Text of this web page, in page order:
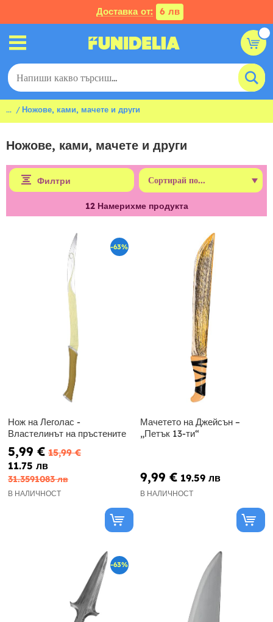
Доставка от: 6 лв
... Ножове, ками, мачете и други
Ножове, ками, мачете и други
Филтри
12Намерихме продукта
-63%
Нож на Леголас -
Властелинът на пръстените
5,99 € 15,99 €
11.75 лв
31.3591083 лв
В НАЛИЧНОСТ
Мачетето на Джейсън –
„Петък 13-ти“
9,99 € 19.59 лв
В НАЛИЧНОСТ
-63%